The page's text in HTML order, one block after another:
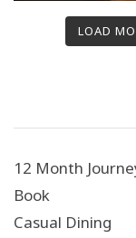
LOAD
12 Month
Book
Casual Dining